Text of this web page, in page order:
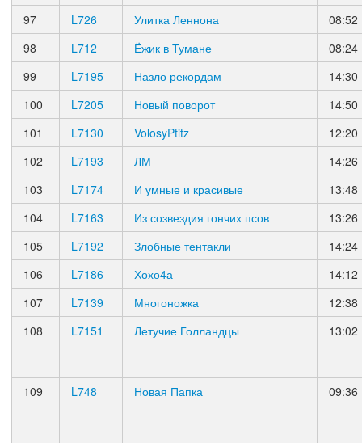
97
L726 Улитка Леннона
08:52
98
L712 Ёжик в Тумане
08:24
99
L7195 Назло рекордам
14:30
100
L7205 Новый поворот
14:50
101
L7130 VolosyPtitz
12:20
102
L7193 ЛМ
14:26
103
L7174 И умные и красивые
13:48
104
L7163 Из созвездия гончих псов
13:26
105
L7192 Злобные тентакли
14:24
106
L7186 Хохо4а
14:12
107
L7139 Многоножка
12:38
108
L7151 Летучие Голландцы 13:02
109 L748 Новая Папка 09:36